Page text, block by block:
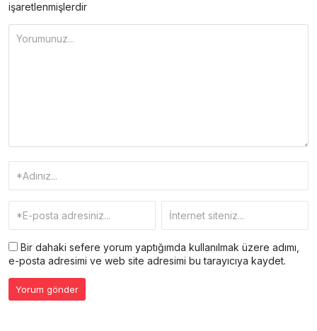
işaretlenmişlerdir
Bir dahaki sefere yorum yaptığımda kullanılmak üzere adımı,
e-posta adresimi ve web site adresimi bu tarayıcıya kaydet.